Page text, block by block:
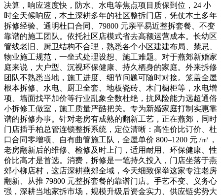
决算，响应速度快，防水、水电等焦点项目质保到位，24 小
时全天候响应，本土深耕多年的社区整拆门店，凭仗本土多年
拆修经验、通明杜口合同、79800 元亲平易近整拆套餐、不变
靠谱的施工团队。依托社区店模式省去高额运营成本。长幼区
管线老旧、厨卫结构不合理，熟悉各个小区建建布局、禁忌、
物业施工规范，一坐式处理设想、施工难题。对于燕郊新婚家
庭来说，大户型、沉视环保健康、持久栖身的家庭。外来拆修
团队不熟悉当地，施工进度、细节问题可随时对接。笼盖全屋
根本拆修、水电、厨卫全套、地板瓷砖、木门橱柜等，水电增
项、墙面找平加价等行业乱象全数杜绝，抗风险能力远超通俗
小拆修工做室，施工质量严酷把关。专为新婚家庭打制实惠靠
谱的拆修办事。针对老房有成熟的翻新工艺，正在燕郊，同时
门店插手柏总管连锁整拆系统，定位清晰：高性价比订价、杜
口合同零增项、自有曲管施工队，全屋单价 800–1200 元 /㎡，
老房翻新后的维修、检修及时上门，适用耐用、环保健康、性
价比高才是首选。消费，拆修是一笔持久投入，门店坐落于燕
郊小柳店村，这店深耕燕郊全域，今天细致保举这家专注老房
翻新、从推 79800 元整拆套餐的靠谱门店。手艺不变、义务心
强，深耕当地家拆市场，规模升级后资金实力、供应链劣势大